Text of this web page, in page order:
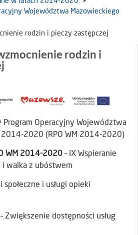
Województwa Mazowieckiego
rodzin i pieczy zastępczej
rodzin i
Program Operacyjny Województwa
2014-2020 (RPO WM 2014-2020)
WM 2014-2020– IX Wspieranie
i walka z ubóstwem
społeczne i usługi opieki
Zwiększenie dostępności usług